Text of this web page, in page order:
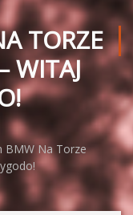
TORZE
WITAJ
BMW Na Torze